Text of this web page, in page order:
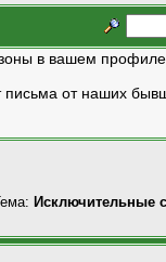
в вашем
от наших
Исключительные